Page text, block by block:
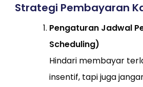
Strategi Pembayaran
Pengaturan Jadwal
Scheduling)
Hindari membayar
insentif, tapi juga